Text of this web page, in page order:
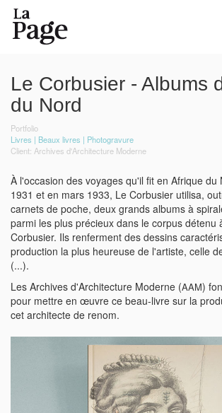
main
content
Le Corbusier - Albums
du Nord
Portfolio
Livres
Beaux livres
Photogravure
Archives d'Architecture Moderne
À l'occasion des voyages qu'il fit en Afrique du
1931 et en mars 1933, Le Corbusier utilisa,
carnets de poche, deux grands albums à
parmi les plus précieux dans le corpus détenu
Corbusier. Ils renferment des dessins
production la plus heureuse de l'artiste, celle
(...).
Les Archives d'Architecture Moderne (AAM)
pour mettre en œuvre ce beau-livre sur la
cet architecte de renom.